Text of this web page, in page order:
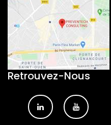
Retrouvez-Nous